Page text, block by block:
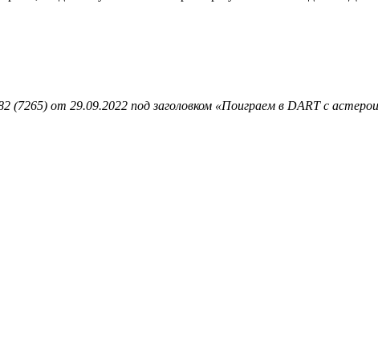
от 29.09.2022 под заголовком «Поиграем в DART с